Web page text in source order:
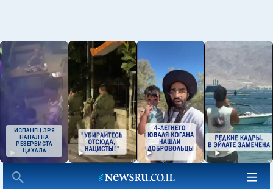
ИСПАНЕЦ ЗРЯ
НАПАЛ НА
РЕЗЕРВИСТА
ЦАХАЛА